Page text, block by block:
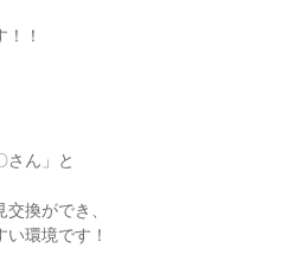
！
さん」と
換ができ、
環境です！